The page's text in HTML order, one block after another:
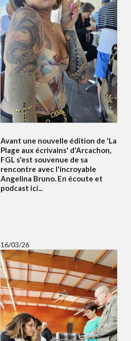
Avant une nouvelle édition de 'La
Plage aux écrivains' d'Arcachon,
FGL s'est souvenue de sa
rencontre avec l'incroyable
Angelina Bruno. En écoute et
podcast ici...
16/03/26